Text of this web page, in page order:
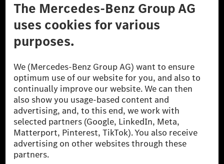
A Mercedes-Benz Csoport
A Mercedes-Benz Group AG (korábbi Daimler AG) a
Mercedes-Benz AG-val együtt a prémium és
luxusautók, valamint kishaszonjárművek vezető
globális szállítói vagyunk. A Mercedes-Benz Mobility
AG finanszírozást, lízinget, autó előfizetést és
autókölcsönzést, flottakezelést, digitális
szolgáltatásokat a töltéshez és fizetéshez,
biztosításközvetítést, valamint innovatív mobilitási
szolgáltatásokat kínál.